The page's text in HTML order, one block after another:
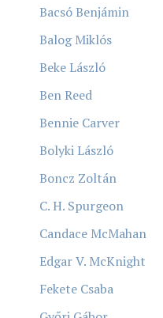
Bacsó Benjámin
Balog Miklós
Beke László
Ben Reed
Bennie Carver
Bolyki László
Boncz Zoltán
C. H. Spurgeon
Candace McMahan
Edgar V. McKnight
Fekete Csaba